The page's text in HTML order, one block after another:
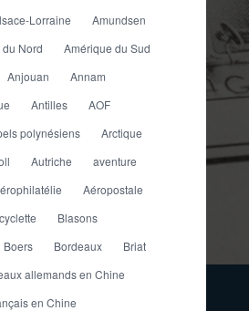
Lorraine
Amundsen
Nord
Amérique du Sud
Anjouan
Annam
Antilles
AOF
polynésiens
Arctique
Autriche
aventure
Aéropostale
Blasons
Boers Bordeaux
Briat
allemands en Chine
en Chine